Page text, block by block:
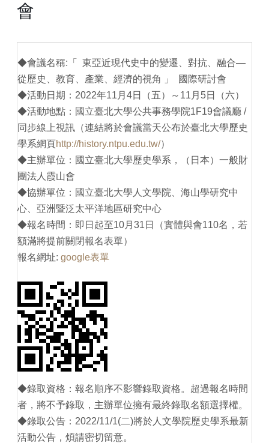
會
◆會議名稱:「 東亞近現代史中的變遷、對抗、融合―
從歷史、教育、產業、經濟的視角 」 國際研討會
◆活動日期：2022年11月4日（五）～11月5日（六）
◆活動地點：國立臺北大學公共事務學院1F19會議廳 /
同步線上視訊（連結將於會議當天公布於臺北大學歷史
學系網頁http://history.ntpu.edu.tw/）
◆主辦單位：國立臺北大學歷史學系，（日本）一般財
團法人霞山會
◆協辦單位：國立臺北大學人文學院、海山學研究中
心、亞洲暨泛太平洋地區研究中心
◆報名時間：即日起至10月31日（實體與會110名，若
額滿將提前關閉報名表單）
報名網址: google表單
◆錄取資格：報名順序不影響錄取資格。超過報名時間
者，將不予錄取，主辦單位擁有最終錄取名額選擇權。
◆錄取公告：2022/11/1(二)將於人文學院歷史學系最新
活動公告，煩請密切留意。